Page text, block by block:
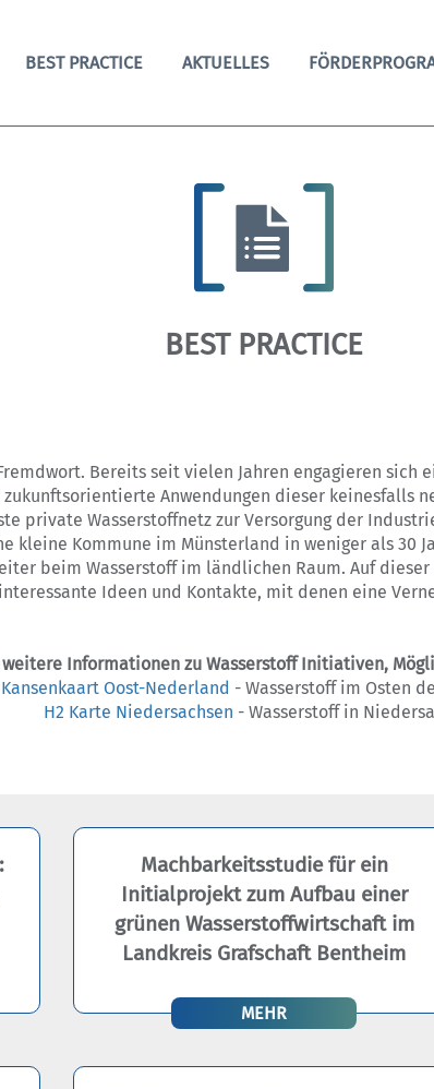
BEST PRACTICE AKTUELLES
BEST PRACTICE
Bereits seit vielen Jahren engagieren sich
Anwendungen dieser keinesfalls
private Wasserstoffnetz zur Versorgung der
kleine Kommune im Münsterland in weniger als 30
beim Wasserstoff im ländlichen Raum. Auf
interessante Ideen und Kontakte, mit denen eine
Informationen zu Wasserstoff Initiativen,
Kansenkaart Oost-Nederland - Wasserstoff im Osten
H2 Karte Niedersachsen - Wasserstoff in
Machbarkeitsstudie für ein
Initialprojekt zum Aufbau einer
grünen Wasserstoffwirtschaft im
Landkreis Grafschaft Bentheim
MEHR